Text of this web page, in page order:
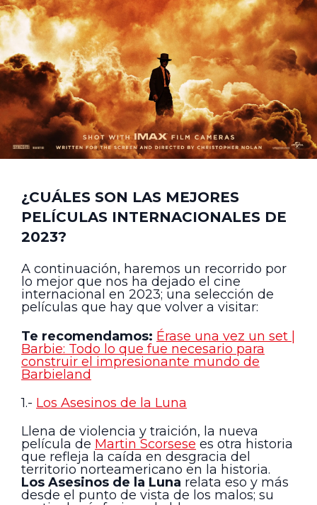
¿CUÁLES SON LAS MEJORES
PELÍCULAS INTERNACIONALES DE
2023?
A continuación, haremos un recorrido por
lo mejor que nos ha dejado el cine
internacional en 2023; una selección de
películas que hay que volver a visitar:
Te recomendamos: Érase una vez un set |
Barbie: Todo lo que fue necesario para
construir el impresionante mundo de
Barbieland
1.- Los Asesinos de la Luna
Llena de violencia y traición, la nueva
película de Martin Scorsese es otra historia
que refleja la caída en desgracia del
territorio norteamericano en la historia.
Los Asesinos de la Luna relata eso y más
desde el punto de vista de los malos; su